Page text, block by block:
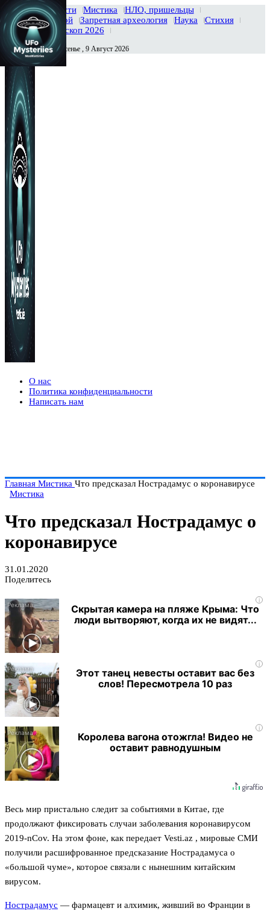
Главная Новости Мистика
НЛО, пришельцы
Тайны вселенной
Запретная археология Наука
Стихия
История
Гороскоп 2026
Сегодня Воскресенье , 9 Август 2026
О нас
Политика конфиденциальности
Написать нам
Главная Мистика Что предсказал Нострадамус о коронавирусе
Мистика
Что предсказал Нострадамус о
коронавирусе
31.01.2020
Поделитесь
i
Скрытая камера на пляже Крыма: Что
люди вытворяют, когда их не видят...
i
Этот танец невесты оставит вас без
слов! Пересмотрела 10 раз
i
Королева вагона отожгла! Видео не
оставит равнодушным
Весь мир пристально следит за событиями в Китае, где
продолжают фиксировать случаи заболевания коронавирусом
2019-nCov. На этом фоне, как передает Vesti.az , мировые СМИ
получили расшифрованное предсказание Нострадамуса о
«большой чуме», которое связали с нынешним китайским
вирусом.
Нострадамус — фармацевт и алхимик, живший во Франции в